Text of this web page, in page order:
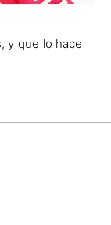
y que lo hace